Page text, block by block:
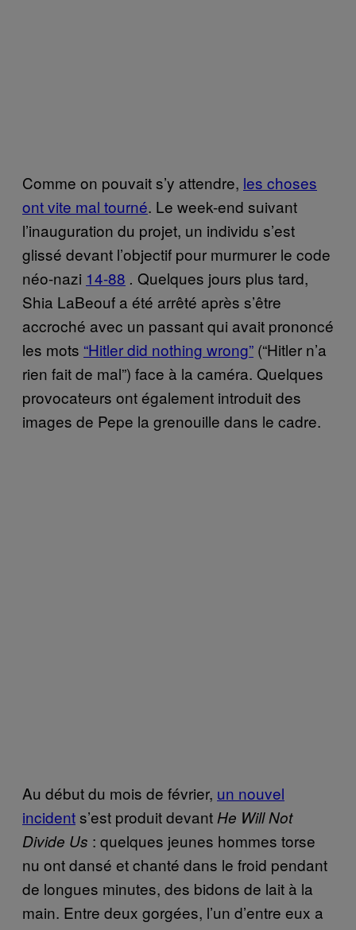
Comme on pouvait s’y attendre, les choses
ont vite mal tourné. Le week-end suivant
l’inauguration du projet, un individu s’est
glissé devant l’objectif pour murmurer le code
néo-nazi 14-88 . Quelques jours plus tard,
Shia LaBeouf a été arrêté après s’être
accroché avec un passant qui avait prononcé
les mots “Hitler did nothing wrong” (“Hitler n’a
rien fait de mal”) face à la caméra. Quelques
provocateurs ont également introduit des
images de Pepe la grenouille dans le cadre.
Au début du mois de février, un nouvel
incidents’est produit devantHe Will Not
Divide Us : quelques jeunes hommes torse
nu ont dansé et chanté dans le froid pendant
de longues minutes, des bidons de lait à la
main. Entre deux gorgées, l’un d’entre eux a